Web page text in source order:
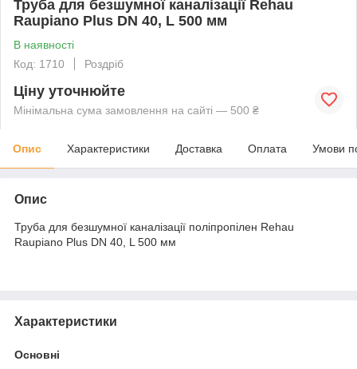
Труба для безшумної каналізації Rehau
Raupiano Plus DN 40, L 500 мм
В наявності
Код: 1710
Роздріб
Ціну уточнюйте
Мінімальна сума замовлення на сайті — 500 ₴
Опис Характеристики Доставка Оплата Умови
Опис
Труба для безшумної каналізації поліпропілен Rehau
Raupiano Plus DN 40, L 500 мм
Характеристики
Основні